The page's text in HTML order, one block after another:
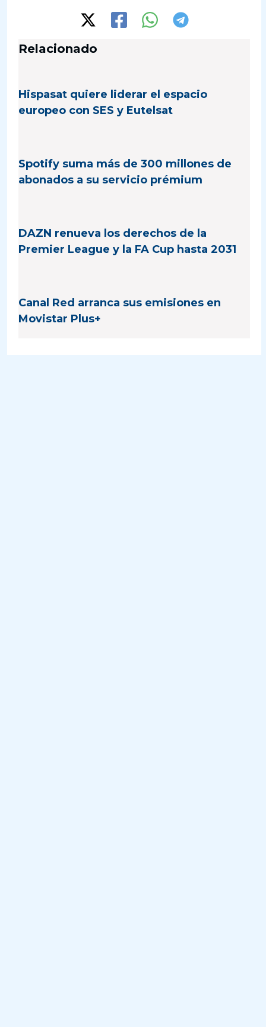
Relacionado
Hispasat quiere liderar el espacio
europeo con SES y Eutelsat
Spotify suma más de 300 millones de
abonados a su servicio prémium
DAZN renueva los derechos de la
Premier League y la FA Cup hasta 2031
Canal Red arranca sus emisiones en
Movistar Plus+